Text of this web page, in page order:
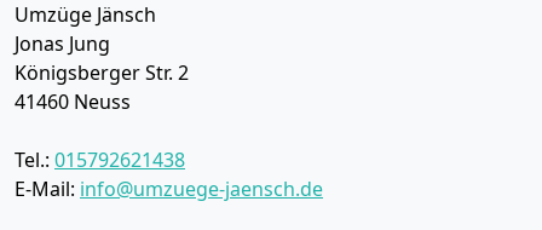
Umzüge Jänsch
Jonas Jung
Königsberger Str. 2
41460 Neuss
Tel.: 015792621438
E-Mail: info@umzuege-jaensch.de